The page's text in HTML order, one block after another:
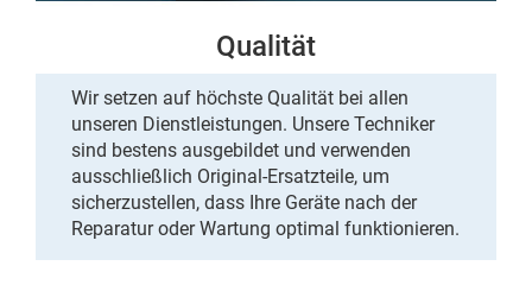
Qualität
Wir setzen auf höchste Qualität bei allen
unseren Dienstleistungen. Unsere Techniker
sind bestens ausgebildet und verwenden
ausschließlich Original-Ersatzteile, um
sicherzustellen, dass Ihre Geräte nach der
Reparatur oder Wartung optimal funktionieren.